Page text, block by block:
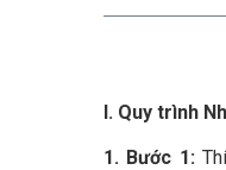
I. Quy trình
1. Bước 1: